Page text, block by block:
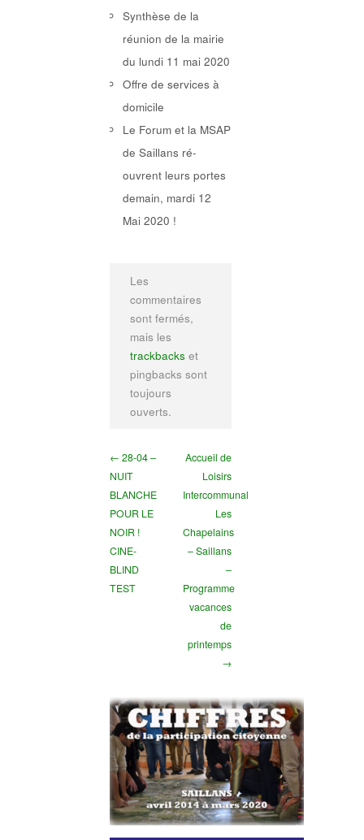
Synthèse de la
réunion de la mairie
du lundi 11 mai 2020
Offre de services à
domicile
Le Forum et la MSAP
de Saillans ré-
ouvrent leurs portes
demain, mardi 12
Mai 2020 !
Les
commentaires
sont fermés,
mais les
trackbacks et
pingbacks sont
toujours
ouverts.
← 28-04 –
NUIT
BLANCHE
POUR LE
NOIR !
CINE-
BLIND
TEST
Accueil de
Loisirs
Intercommunal
Les
Chapelains
– Saillans
–
Programme
vacances
de
printemps
→